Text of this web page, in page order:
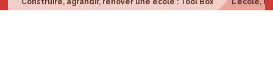
Construire, agrandir, rénover une école : Tool Box L'école,